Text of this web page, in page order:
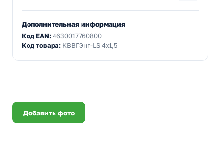
Дополнительная информация
Код EAN:4630017760800
Код товара: КВВГЭнг-LS 4х1,5
Добавить фото